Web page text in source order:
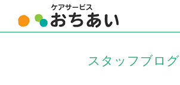
スタッフブログ